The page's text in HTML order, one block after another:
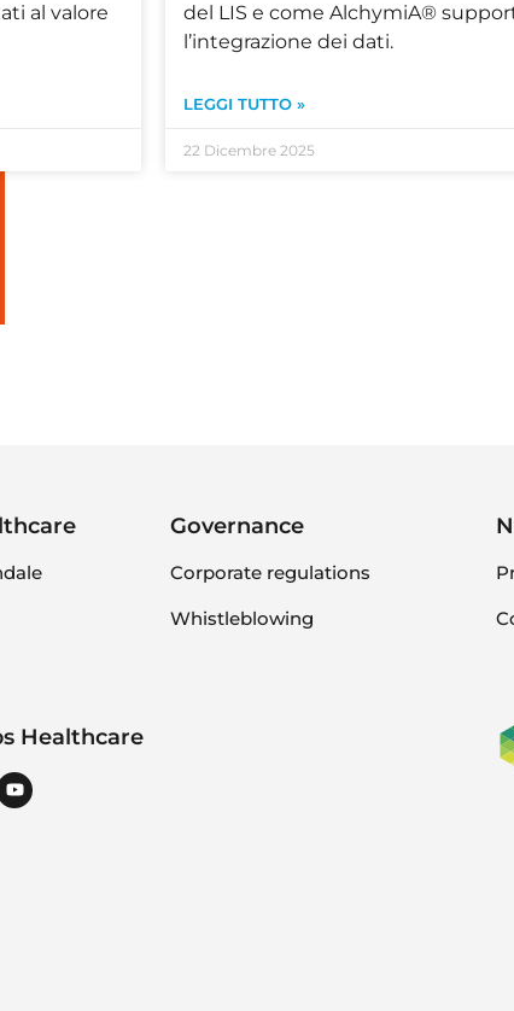
al valore
del LIS e come AlchymiA®
l’integrazione dei dati.
LEGGI TUTTO »
22 Dicembre 2025
Governance
Corporate regulations
Whistleblowing
Healthcare